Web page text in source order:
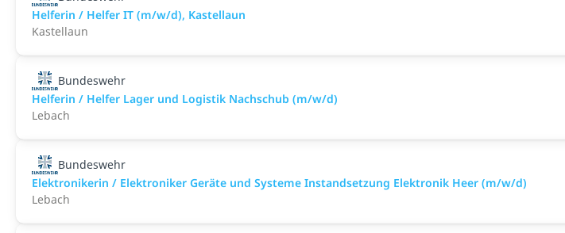
Helferin / Helfer IT (m/w/d), Kastellaun
Kastellaun
Bundeswehr
Helferin / Helfer Lager und Logistik Nachschub (m/w/d)
Lebach
Bundeswehr
Elektronikerin / Elektroniker Geräte und Systeme Instandsetzung Elektronik Heer (m/w/d)
Lebach